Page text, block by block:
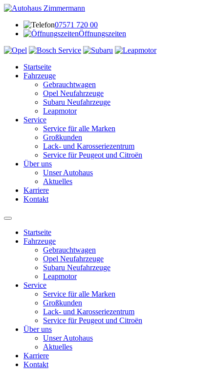
07571 720 00
Öffnungszeiten
Startseite
Fahrzeuge
Gebrauchtwagen
Opel Neufahrzeuge
Subaru Neufahrzeuge
Leapmotor
Service
Service für alle Marken
Großkunden
Lack- und Karosseriezentrum
Service für Peugeot und Citroën
Über uns
Unser Autohaus
Aktuelles
Karriere
Kontakt
Startseite
Fahrzeuge
Gebrauchtwagen
Opel Neufahrzeuge
Subaru Neufahrzeuge
Leapmotor
Service
Service für alle Marken
Großkunden
Lack- und Karosseriezentrum
Service für Peugeot und Citroën
Über uns
Unser Autohaus
Aktuelles
Karriere
Kontakt